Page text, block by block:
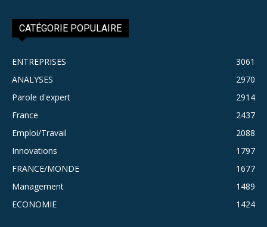
CATÉGORIE POPULAIRE
ENTREPRISES
3061
ANALYSES
2970
Parole d'expert
2914
France
2437
Emploi/Travail
2088
Innovations
1797
FRANCE/MONDE
1677
Management
1489
ECONOMIE
1424